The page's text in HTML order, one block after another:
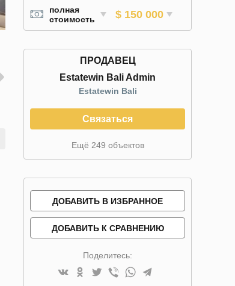
полная
стоимость
$ 150 000
ПРОДАВЕЦ
Estatewin Bali Admin
Estatewin Bali
Связаться
Ещё 249 объектов
ДОБАВИТЬ В ИЗБРАННОЕ
ДОБАВИТЬ К СРАВНЕНИЮ
Поделитесь: